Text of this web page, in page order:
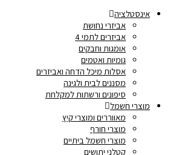
אינסטלציה
אביזרי נחושת
אביזרים לתמי 4
אומגות וחבקים
גומיות ואטמים
אסלות מיכל הדחה ואביזרים
מסננים לבית ולגינה
סיפונים ורשתות למקלחת
מוצרי חשמל
מאווררים ומוצרי קיץ
מוצרי חורף
מוצרי חשמל ביתיים
קטלני יתושים